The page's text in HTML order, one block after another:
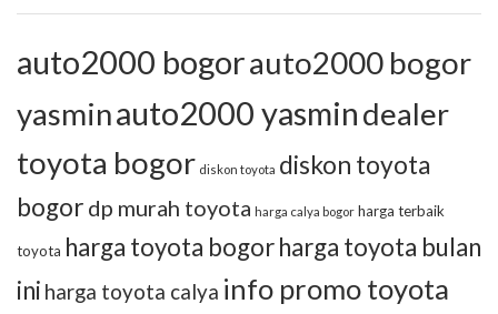
auto2000 bogorauto2000 bogor
yasminauto2000 yasmindealer
toyota bogor diskon toyota diskon toyota
bogor dp murah toyota harga calya bogor harga terbaik
toyota harga toyota bogorharga toyota bulan
ini harga toyota calya info promo toyota